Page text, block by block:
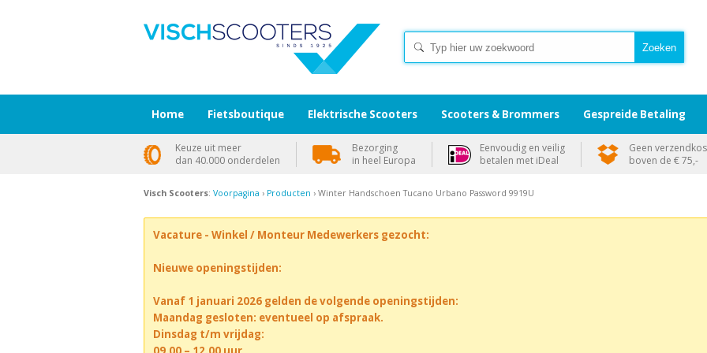
Visch Scooters: Voorpagina › Producten › Winter Handschoen Tucano Urbano Password 9919U
Vacature - Winkel / Monteur Medewerkers gezocht:
Nieuwe openingstijden:
Vanaf 1 januari 2026 gelden de volgende openingstijden:
Maandag gesloten: eventueel op afspraak.
Dinsdag t/m vrijdag:
Home Fietsboutique Elektrische Scooters Scooters & Brommers Gespreide Betaling
Keuze uit meer
dan 40.000 onderdelen
Bezorging
in heel Europa
Eenvoudig en veilig
betalen met iDeal
Geen
boven de € 75,-